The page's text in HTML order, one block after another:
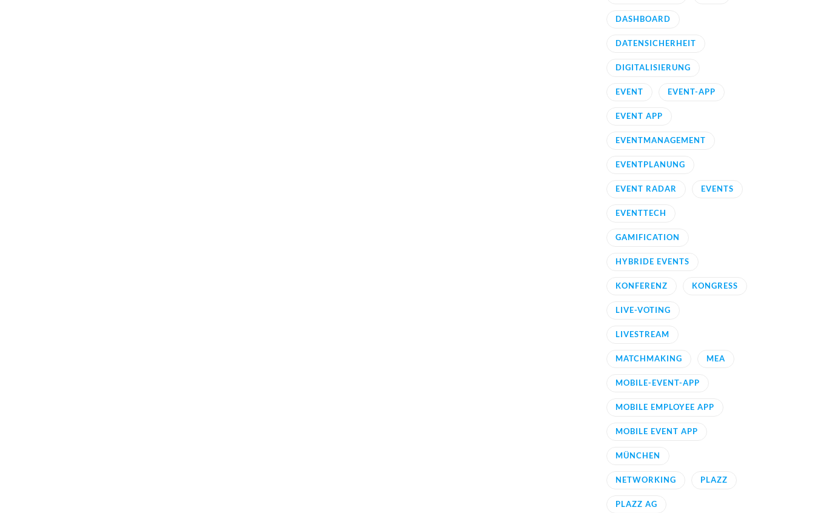
DASHBOARD
DATENSICHERHEIT
DIGITALISIERUNG
EVENT EVENT-APP
EVENT APP
EVENTMANAGEMENT
EVENTPLANUNG
EVENT RADAR EVENTS
EVENTTECH
GAMIFICATION
HYBRIDE EVENTS
KONFERENZ KONGRESS
LIVE-VOTING
LIVESTREAM
MATCHMAKING MEA
MOBILE-EVENT-APP
MOBILE EMPLOYEE APP
MOBILE EVENT APP
MÜNCHEN
NETWORKING PLAZZ
PLAZZ AG